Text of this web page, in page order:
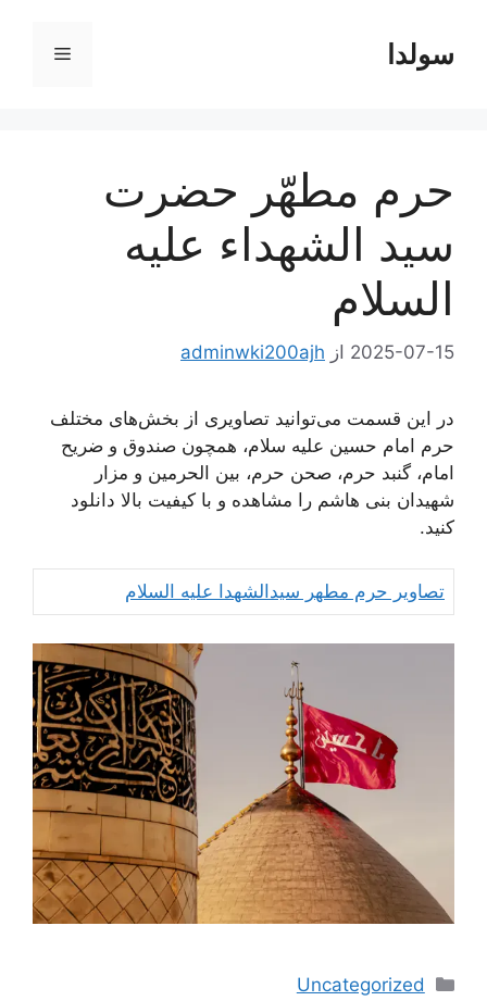
محتواسولدا فهرست
حرم مطهّر حضرت
سید الشهداء علیه
السلام
2025-07-15 از adminwki200ajh
در این قسمت می‌توانید تصاویری از بخش‌های مختلف
حرم امام حسین علیه سلام، همچون صندوق و ضریح
امام، گنبد حرم، صحن حرم، بین الحرمین و مزار
شهیدان بنی هاشم را مشاهده و با کیفیت بالا دانلود
کنید.
تصاویر حرم مطهر سیدالشهدا علیه السلام
دسته‌ها
Uncategorized